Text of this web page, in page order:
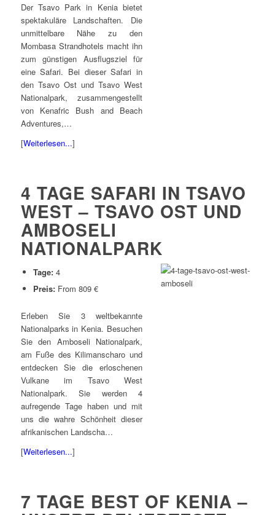
Der Tsavo Park in Kenia bietet
spektakuläre Landschaften. Die
unmittelbare Nähe zu den
Mombasa Strandhotels macht ihn
zum günstigen Ausflugsziel für
eine Safari. Bei dieser Safari in
den Tsavo Ost und Tsavo West
Nationalpark, zusammengestellt
von Kenafric Bush and Beach
Adventures,…
[Weiterlesen...]
4 TAGE SAFARI IN TSAVO
WEST – TSAVO OST UND
AMBOSELI
NATIONALPARK
Tage:4
Preis:From 809 €
Erleben Sie 3 weltbekannte
Nationalparks in Kenia. Besuchen
Sie den Amboseli Nationalpark,
am Fuße des Kilimanscharo und
entdecken Sie die erloschenen
Vulkane im Tsavo West
Nationalpark. Sie werden 4
aufregende Tage haben und mit
uns die wahre Schönheit dieser
afrikanischen Landscha…
[Weiterlesen...]
7 TAGE BEST OF KENIA –